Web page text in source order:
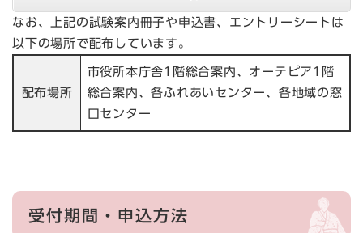
なお、上記の試験案内冊子や申込書、エントリーシートは
以下の場所で配布しています。
配布場所
市役所本庁舎1階総合案内、オーテピア1階
総合案内、各ふれあいセンター、各地域の窓
口センター
受付期間・申込方法